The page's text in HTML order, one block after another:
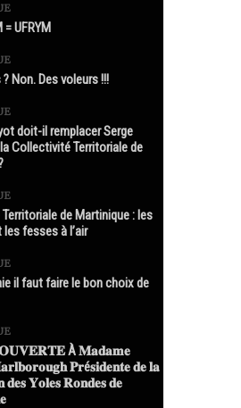
= UFRYM
Non. Des voleurs !!!
doit-il remplacer Serge
Collectivité Territoriale de
de Martinique : les
fesses à l’air
il faut faire le bon choix de
À 𝐌𝐚𝐝𝐚𝐦𝐞
𝐏𝐫é𝐬𝐢𝐝𝐞𝐧𝐭𝐞 𝐝𝐞 𝐥𝐚
𝐝𝐞𝐬 𝐘𝐨𝐥𝐞𝐬 𝐑𝐨𝐧𝐝𝐞𝐬 𝐝𝐞